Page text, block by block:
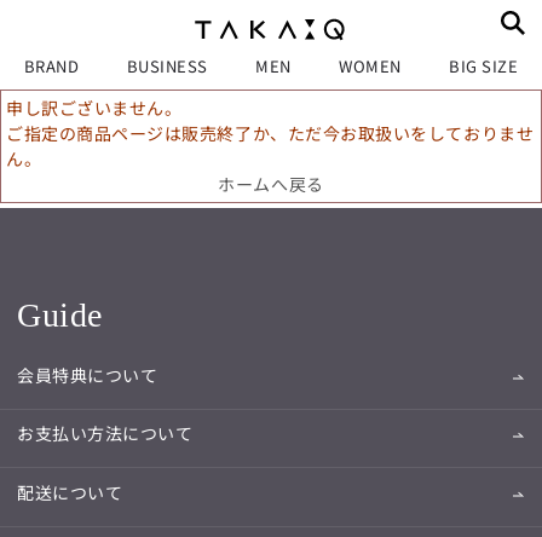
BRAND BUSINESS MEN WOMEN BIG SIZE
申し訳ございません。
ご指定の商品ページは販売終了か、ただ今お取扱いをしておりませ
ん。
ホームへ戻る
Guide
会員特典について
お支払い方法について
配送について